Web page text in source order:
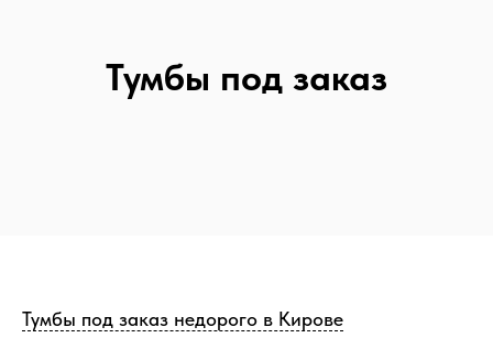
Тумбы под заказ
Тумбы под заказ недорого в Кирове